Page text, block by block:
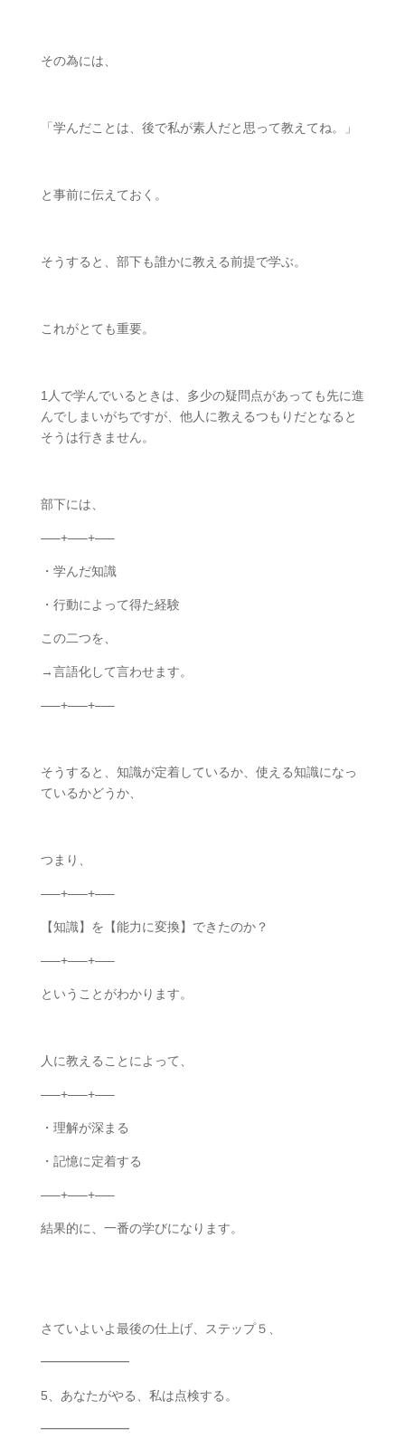
その為には、
「学んだことは、後で私が素人だと思って教えてね。」
と事前に伝えておく。
そうすると、部下も誰かに教える前提で学ぶ。
これがとても重要。
1人で学んでいるときは、多少の疑問点があっても先に進
んでしまいがちですが、他人に教えるつもりだとなると
そうは行きません。
部下には、
—–+—–+—–
・学んだ知識
・行動によって得た経験
この二つを、
→言語化して言わせます。
—–+—–+—–
そうすると、知識が定着しているか、使える知識になっ
ているかどうか、
つまり、
—–+—–+—–
【知識】を【能力に変換】できたのか？
—–+—–+—–
ということがわかります。
人に教えることによって、
—–+—–+—–
・理解が深まる
・記憶に定着する
—–+—–+—–
結果的に、一番の学びになります。
さていよいよ最後の仕上げ、ステップ５、
━━━━━━━
5、あなたがやる、私は点検する。
━━━━━━━